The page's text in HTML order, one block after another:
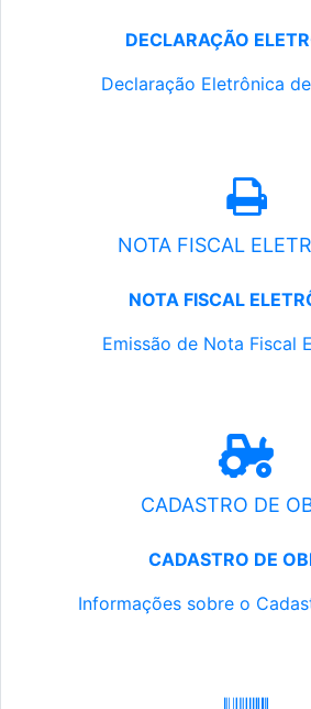
DECLARAÇÃO
Declaração Eletrônica
NOTA FISCAL
NOTA FISCAL
Emissão de Nota Fiscal
CADASTRO DE
CADASTRO DE
Informações sobre o